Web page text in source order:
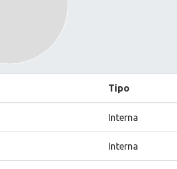
Tipo
Interna
Interna